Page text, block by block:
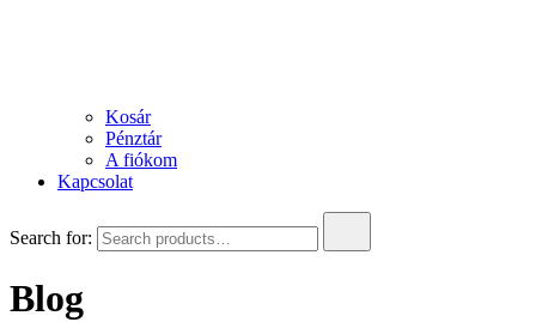
Kosár
Pénztár
A fiókom
Kapcsolat
Search for:
Blog